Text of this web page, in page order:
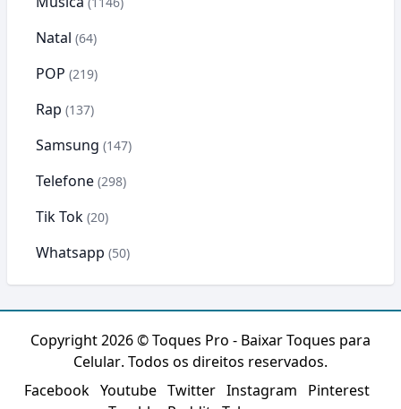
Natal (64)
POP (219)
Rap (137)
Samsung (147)
Telefone (298)
Tik Tok (20)
Whatsapp (50)
Copyright 2026 ©Toques Pro - Baixar Toques para
Celular. Todos os direitos reservados.
Facebook Youtube Twitter Instagram
Pinterest